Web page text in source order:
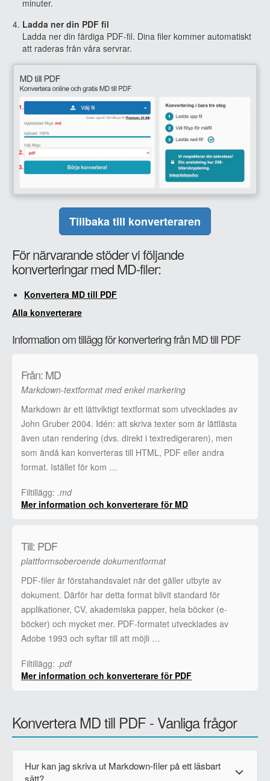
minuter.
Ladda ner din PDF fil
Ladda ner din färdiga PDF-fil. Dina filer kommer automatiskt
att raderas från våra servrar.
Tillbaka till konverteraren
För närvarande stöder vi följande
konverteringar med MD-filer:
Konvertera MD till PDF
Alla konverterare
Information om tillägg för konvertering från MD till PDF
Från: MD
Markdown-textformat med enkel markering
Markdown är ett lättviktigt textformat som utvecklades av
John Gruber 2004. Idén: att skriva texter som är lättlästa
även utan rendering (dvs. direkt i textredigeraren), men
som ändå kan konverteras till HTML, PDF eller andra
format. Istället för kom …
Filtillägg: .md
Mer information och konverterare för MD
Till: PDF
plattformsoberoende dokumentformat
PDF-filer är förstahandsvalet när det gäller utbyte av
dokument. Därför har detta format blivit standard för
applikationer, CV, akademiska papper, hela böcker (e-
böcker) och mycket mer. PDF-formatet utvecklades av
Adobe 1993 och syftar till att möjli …
Filtillägg: .pdf
Mer information och konverterare för PDF
Konvertera MD till PDF - Vanliga frågor
Hur kan jag skriva ut Markdown-filer på ett läsbart
sätt?